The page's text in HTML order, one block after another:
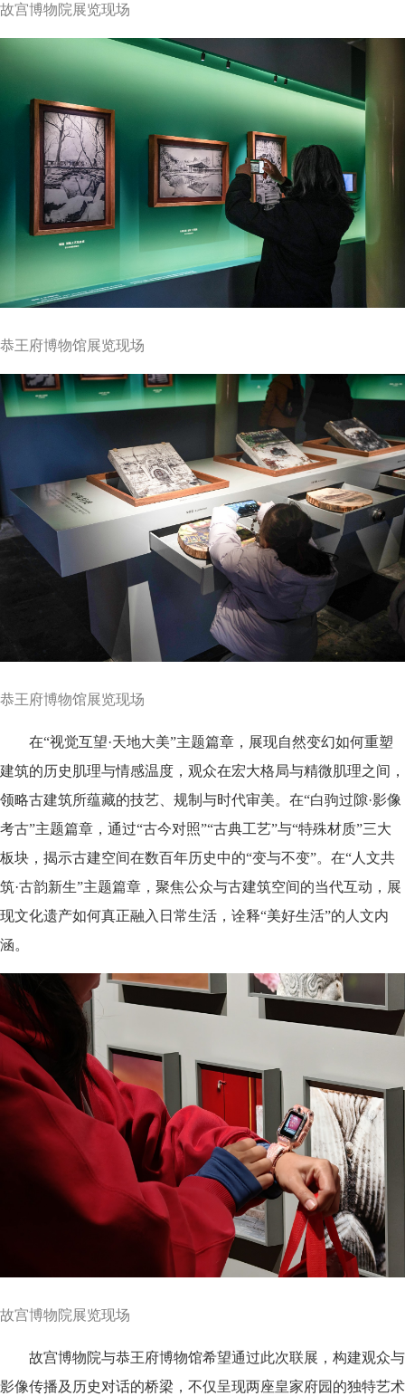
故宫博物院展览现场
恭王府博物馆展览现场
恭王府博物馆展览现场
在“视觉互望·天地大美”主题篇章，展现自然变幻如何重塑
建筑的历史肌理与情感温度，观众在宏大格局与精微肌理之间，
领略古建筑所蕴藏的技艺、规制与时代审美。在“白驹过隙·影像
考古”主题篇章，通过“古今对照”“古典工艺”与“特殊材质”三大
板块，揭示古建空间在数百年历史中的“变与不变”。在“人文共
筑·古韵新生”主题篇章，聚焦公众与古建筑空间的当代互动，展
现文化遗产如何真正融入日常生活，诠释“美好生活”的人文内
涵。
故宫博物院展览现场
故宫博物院与恭王府博物馆希望通过此次联展，构建观众与
影像传播及历史对话的桥梁，不仅呈现两座皇家府园的独特艺术